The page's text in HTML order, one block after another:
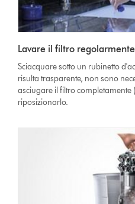
Lavare il filtro regolarmente
Sciacquare sotto un rubinetto
risulta trasparente, non sono
asciugare il filtro
riposizionarlo.